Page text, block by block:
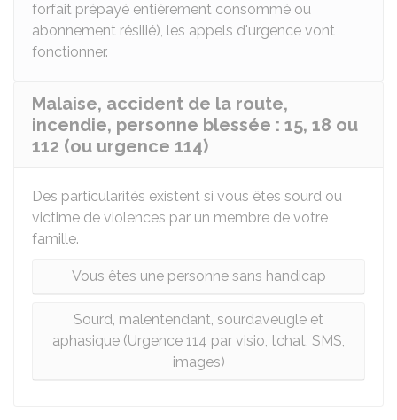
forfait prépayé entièrement consommé ou
abonnement résilié), les appels d'urgence vont
fonctionner.
Malaise, accident de la route,
incendie, personne blessée : 15, 18 ou
112 (ou urgence 114)
Des particularités existent si vous êtes sourd ou
victime de violences par un membre de votre
famille.
Vous êtes une personne sans handicap
Sourd, malentendant, sourdaveugle et
aphasique (Urgence 114 par visio, tchat, SMS,
images)